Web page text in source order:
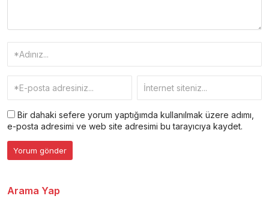
Bir dahaki sefere yorum yaptığımda kullanılmak üzere adımı,
e-posta adresimi ve web site adresimi bu tarayıcıya kaydet.
Arama Yap